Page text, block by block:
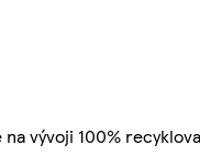
vývoji 100%